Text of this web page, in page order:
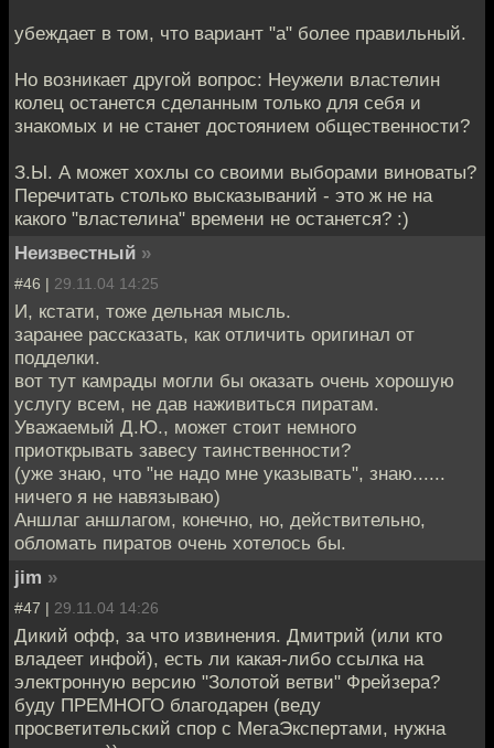
убеждает в том, что вариант "а" более правильный.
Но возникает другой вопрос: Неужели властелин
колец останется сделанным только для себя и
знакомых и не станет достоянием общественности?
З.Ы. А может хохлы со своими выборами виноваты?
Перечитать столько высказываний - это ж не на
какого "властелина" времени не останется? :)
Неизвестный »
#46 | 29.11.04 14:25
И, кстати, тоже дельная мысль.
заранее рассказать, как отличить оригинал от
подделки.
вот тут камрады могли бы оказать очень хорошую
услугу всем, не дав наживиться пиратам.
Уважаемый Д.Ю., может стоит немного
приоткрывать завесу таинственности?
(уже знаю, что "не надо мне указывать", знаю......
ничего я не навязываю)
Аншлаг аншлагом, конечно, но, действительно,
обломать пиратов очень хотелось бы.
jim »
#47 | 29.11.04 14:26
Дикий офф, за что извинения. Дмитрий (или кто
владеет инфой), есть ли какая-либо ссылка на
электронную версию "Золотой ветви" Фрейзера?
буду ПРЕМНОГО благодарен (веду
просветительский спор с МегаЭкспертами, нужна